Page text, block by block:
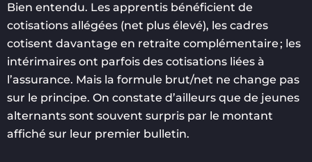
Bien entendu. Les apprentis bénéficient de
cotisations allégées (net plus élevé), les cadres
cotisent davantage en retraite complémentaire ; les
intérimaires ont parfois des cotisations liées à
l’assurance. Mais la formule brut/net ne change pas
sur le principe. On constate d’ailleurs que de jeunes
alternants sont souvent surpris par le montant
affiché sur leur premier bulletin.